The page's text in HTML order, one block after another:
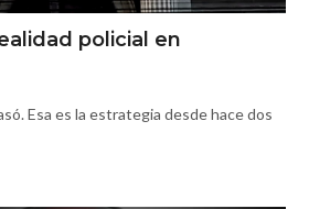
policial en
Esa es la estrategia desde hace dos